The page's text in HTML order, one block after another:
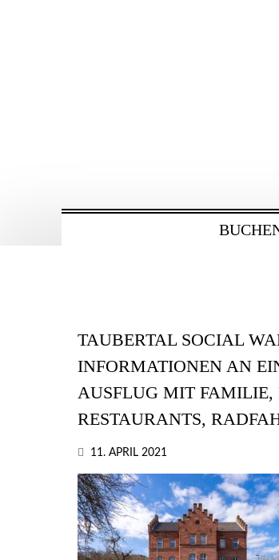
TAUBERTAL SOCIAL
INFORMATIONEN AN
AUSFLUG MIT FAMILIE,
RESTAURANTS,
11. APRIL 2021